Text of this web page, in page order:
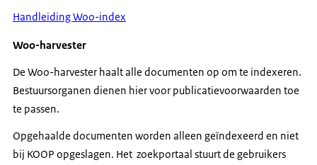
Handleiding Woo-index
Woo-harvester
De Woo-harvester haalt alle documenten op om te indexeren.
Bestuursorganen dienen hier voor publicatievoorwaarden toe
te passen.
Opgehaalde documenten worden alleen geïndexeerd en niet
bij KOOP opgeslagen. Het zoekportaal stuurt de gebruikers